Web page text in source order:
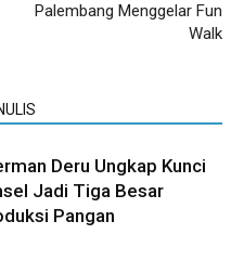
Palembang Menggelar Fun
Walk
Deru Ungkap Kunci
Jadi Tiga Besar
Pangan